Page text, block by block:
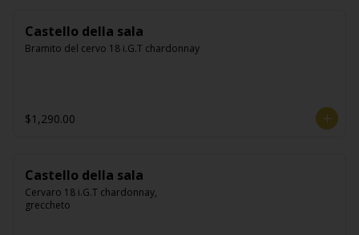
Castello della sala
Bramito del cervo 18 i.G.T chardonnay
$1,290.00
Castello della sala
Cervaro 18 i.G.T chardonnay,
greccheto